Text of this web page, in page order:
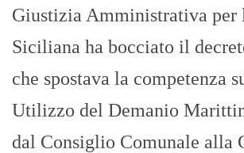
Giustizia Amministrativa per
Siciliana ha bocciato il
che spostava la competenza
Utilizzo del Demanio
dal Consiglio Comunale alla